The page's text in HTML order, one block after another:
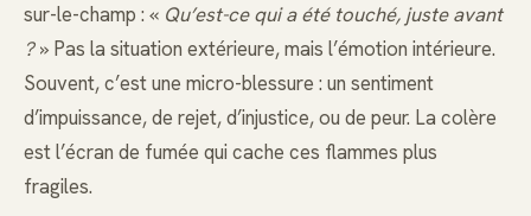
sur-le-champ : « Qu’est-ce qui a été touché, juste avant
?» Pas la situation extérieure, mais l’émotion intérieure.
Souvent, c’est une micro-blessure : un sentiment
d’impuissance, de rejet, d’injustice, ou de peur. La colère
est l’écran de fumée qui cache ces flammes plus
fragiles.